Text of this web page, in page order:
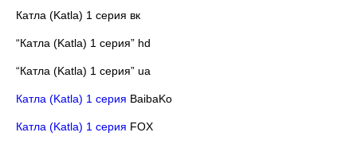
Катла (Katla) 1 серия вк
“Катла (Katla) 1 серия” hd
“Катла (Katla) 1 серия” ua
Катла (Katla) 1 серия BaibaKo
Катла (Katla) 1 серия FOX